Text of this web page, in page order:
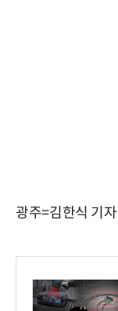
광주=김한식 기